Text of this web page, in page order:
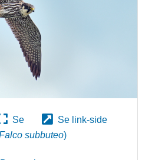
Se
Se link-side
subbuteo)